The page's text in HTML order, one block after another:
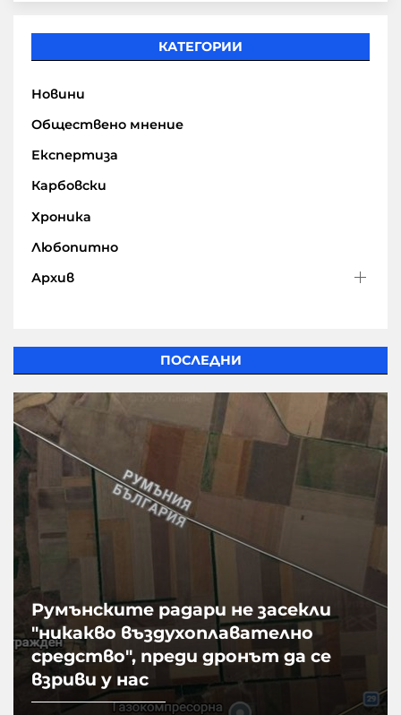
КАТЕГОРИИ
Новини
Обществено мнение
Експертиза
Карбовски
Хроника
Любопитно
Архив
ПОСЛЕДНИ
Румънските радари не засекли
"никакво въздухоплавателно
средство", преди дронът да се
взриви у нас